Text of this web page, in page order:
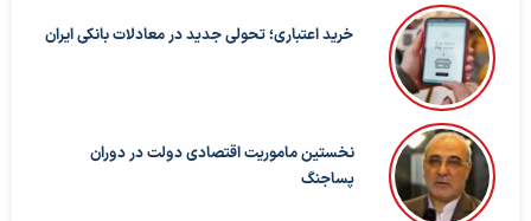
خرید اعتباری؛ تحولی جدید در معادلات بانکی ایران
نخستین ماموریت اقتصادی دولت در دوران
پساجنگ